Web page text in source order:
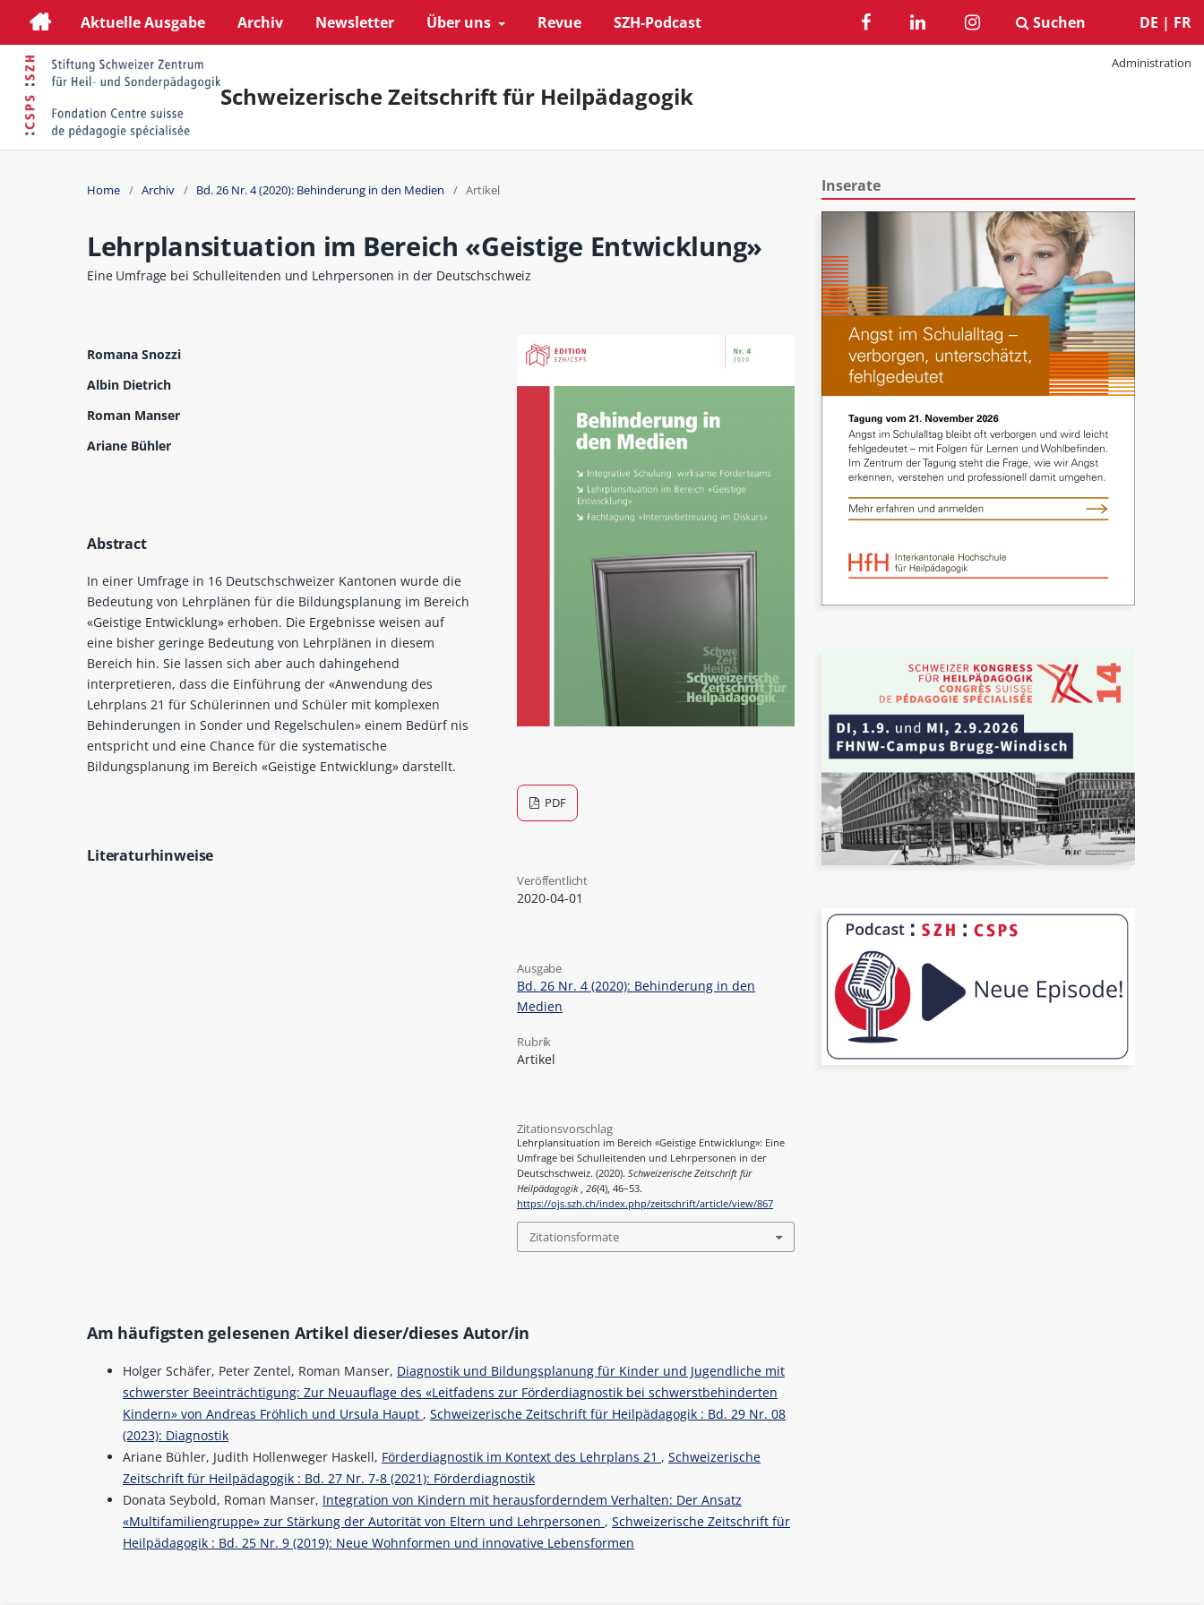
Aktuelle Ausgabe Archiv Newsletter Über uns Revue SZH-Podcast
Administration
DE | FR
Suchen
Schweizerische Zeitschrift für Heilpädagogik
Home / Archiv / Bd. 26 Nr. 4 (2020): Behinderung in den Medien / Artikel
Lehrplansituation im Bereich «Geistige Entwicklung»
Eine Umfrage bei Schulleitenden und Lehrpersonen in der Deutschschweiz
Romana Snozzi
Albin Dietrich
Roman Manser
Ariane Bühler
Abstract
In einer Umfrage in 16 Deutschschweizer Kantonen wurde die
Bedeutung von Lehrplänen für die Bildungsplanung im Bereich
«Geistige Entwicklung» erhoben. Die Ergebnisse weisen auf
eine bisher geringe Bedeutung von Lehrplänen in diesem
Bereich hin. Sie lassen sich aber auch dahingehend
interpretieren, dass die Einführung der «Anwendung des
Lehrplans 21 für Schülerinnen und Schüler mit komplexen
Behinderungen in Sonder­ und Regelschulen» einem Bedürf­ nis
entspricht und eine Chance für die systematische
Bildungsplanung im Bereich «Geistige Entwicklung» darstellt.
Literaturhinweise
PDF
Veröffentlicht
2020-04-01
Ausgabe
Bd. 26 Nr. 4 (2020): Behinderung in den
Medien
Rubrik
Artikel
Zitationsvorschlag
Lehrplansituation im Bereich «Geistige Entwicklung»: Eine
Umfrage bei Schulleitenden und Lehrpersonen in der
Deutschschweiz. (2020).Schweizerische Zeitschrift für
Heilpädagogik ,26(4), 46–53.
https://ojs.szh.ch/index.php/zeitschrift/article/view/867
Zitationsformate
Am häufigsten gelesenen Artikel dieser/dieses Autor/in
Holger Schäfer, Peter Zentel, Roman Manser, Diagnostik und Bildungsplanung für Kinder und Jugendliche mit
schwerster Beeinträchtigung: Zur Neuauflage des «Leitfadens zur Förderdiagnostik bei schwerstbehinderten
Kindern» von Andreas Fröhlich und Ursula Haupt ,Schweizerische Zeitschrift für Heilpädagogik : Bd. 29 Nr. 08
(2023): Diagnostik
Ariane Bühler, Judith Hollenweger Haskell, Förderdiagnostik im Kontext des Lehrplans 21 ,Schweizerische
Zeitschrift für Heilpädagogik : Bd. 27 Nr. 7-8 (2021): Förderdiagnostik
Donata Seybold, Roman Manser, Integration von Kindern mit herausforderndem Verhalten: Der Ansatz
«Multifamiliengruppe» zur Stärkung der Autorität von Eltern und Lehrpersonen ,Schweizerische Zeitschrift für
Heilpädagogik : Bd. 25 Nr. 9 (2019): Neue Wohnformen und innovative Lebensformen
Inserate